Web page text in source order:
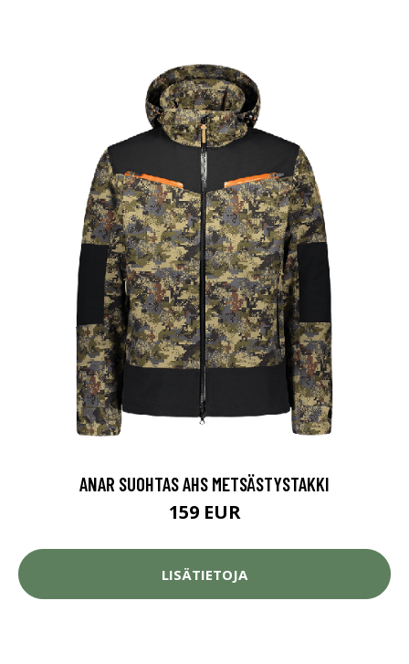
ANAR SUOHTAS AHS METSÄSTYSTAKKI
159 EUR
LISÄTIETOJA